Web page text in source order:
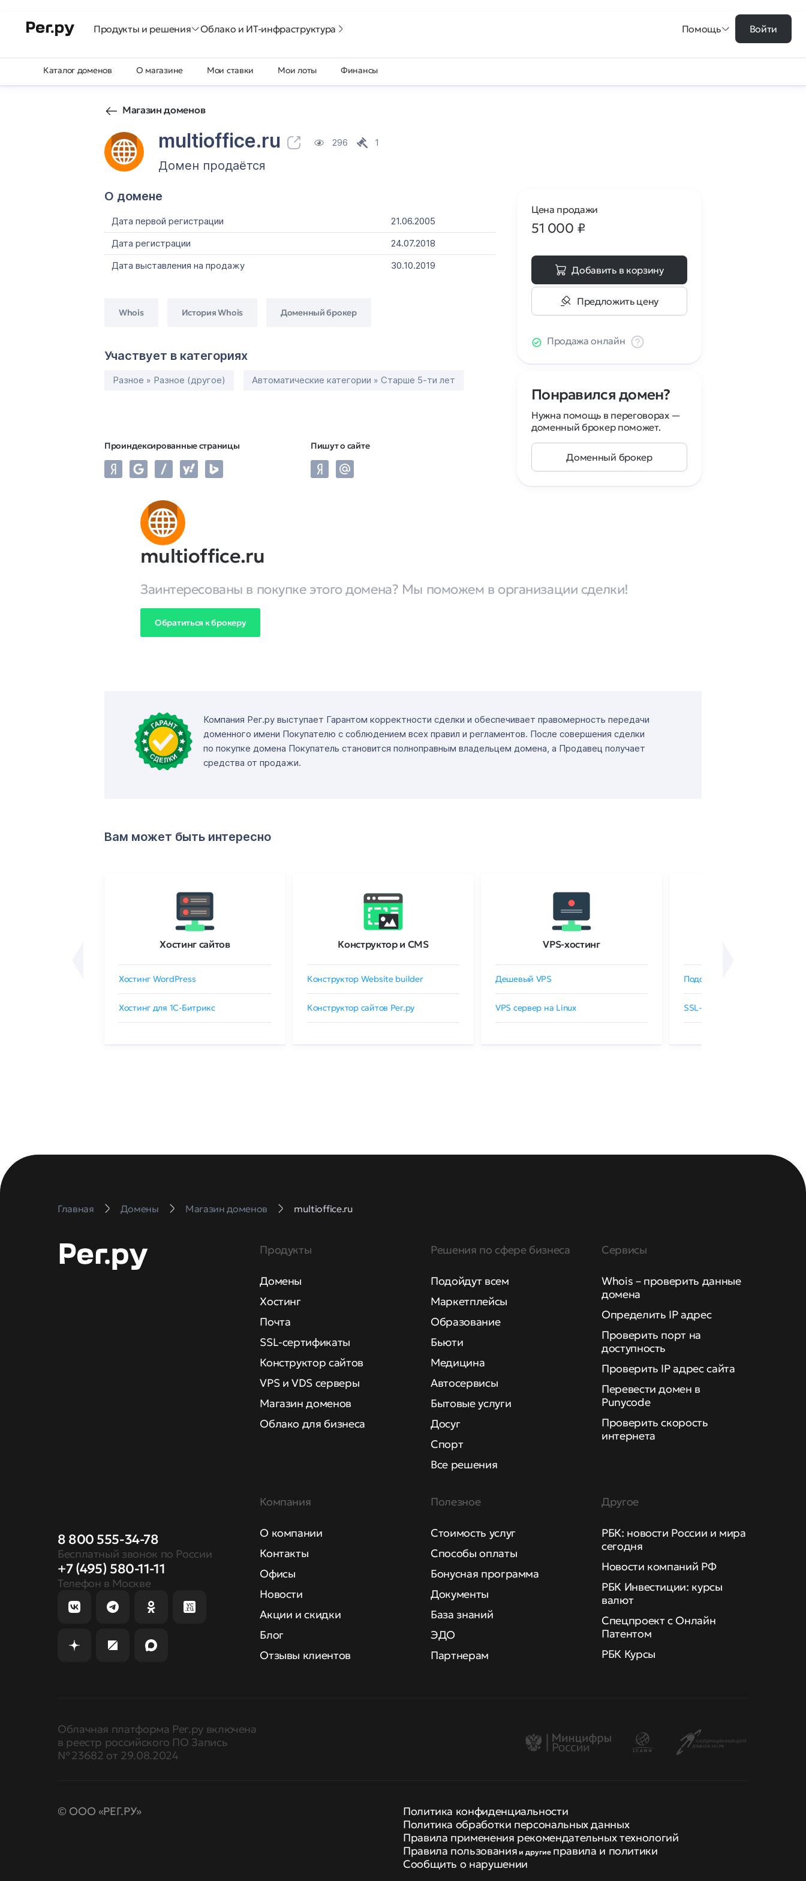
Продукты и решения Облако и ИТ-инфраструктура Помощь Войти
Каталог доменов О магазине Мои ставки Мои лоты Финансы
Магазин доменов
multioffice.ru 296 1
Домен продаётся
О домене
Дата первой регистрации
21.06.2005
Дата регистрации
24.07.2018
Дата выставления на продажу
30.10.2019
Whois История Whois Доменный брокер
Участвует в категориях
Разное » Разное (другое) Автоматические категории » Старше 5-ти лет
Проиндексированные страницы Пишут о сайте
Цена продажи
51 000 ₽
Добавить в корзину
Предложить цену
Продажа онлайн
Понравился домен?
Нужна помощь в переговорах —
доменный брокер поможет.
Доменный брокер
multioffice.ru
Заинтересованы в покупке этого домена? Мы поможем в организации сделки!
Обратиться к брокеру
Компания Рег.ру выступает Гарантом корректности сделки и обеспечивает правомерность передачи
доменного имени Покупателю с соблюдением всех правил и регламентов. После совершения сделки
по покупке домена Покупатель становится полноправным владельцем домена, а Продавец получает
средства от продажи.
Вам может быть интересно
Хостинг сайтов
Хостинг WordPress
Хостинг для 1C-Битрикс
Конструктор и CMS
Конструктор Website builder
Конструктор сайтов Рег.ру
VPS-хостинг
Дешевый VPS
VPS сервер на Linux
Подобрать SSL-сертификат
SSL-сертификаты GlobalSign
Главная Домены Магазин доменов multioffice.ru
8 800 555-34-78
Бесплатный звонок по России
+7 (495) 580-11-11
Телефон в Москве
Продукты
Домены
Хостинг
Почта
SSL-сертификаты
Конструктор сайтов
VPS и VDS серверы
Магазин доменов
Облако для бизнеса
Решения по сфере бизнеса
Подойдут всем
Маркетплейсы
Образование
Бьюти
Медицина
Автосервисы
Бытовые услуги
Досуг
Спорт
Все решения
Сервисы
Whois – проверить данные
домена
Определить IP адрес
Проверить порт на
доступность
Проверить IP адрес сайта
Перевести домен в
Punycode
Проверить скорость
интернета
Компания
О компании
Контакты
Офисы
Новости
Акции и скидки
Блог
Отзывы клиентов
Полезное
Стоимость услуг
Способы оплаты
Бонусная программа
Документы
База знаний
ЭДО
Партнерам
Другое
РБК: новости России и мира
сегодня
Новости компаний РФ
РБК Инвестиции: курсы
валют
Спецпроект с Онлайн
Патентом
РБК Курсы
Облачная платформа Рег.ру включена
в реестр российского ПО Запись
№ 23682 от 29.08.2024
© ООО «РЕГ.РУ»
Политика конфиденциальности
Политика обработки персональных данных
Правила применения рекомендательных технологий
Правила пользования и другие правила и политики
Сообщить о нарушении